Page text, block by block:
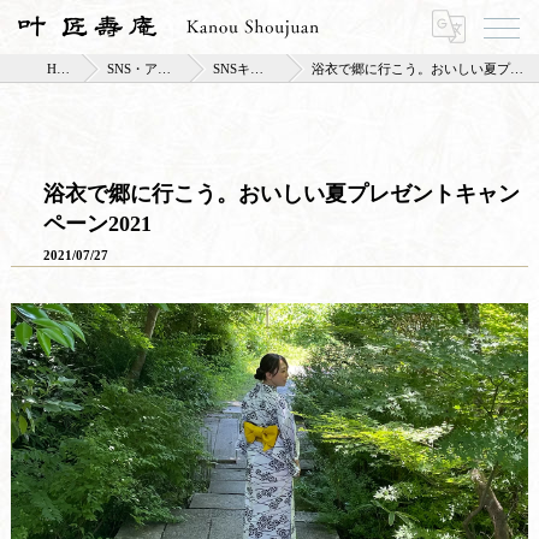
HOME SNS・アンバサダー SNSキャンペーン 浴衣で郷に行こう。おいしい夏プレゼントキャンペーン2021
浴衣で郷に行こう。おいしい夏プレゼントキャン
ペーン2021
2021/07/27